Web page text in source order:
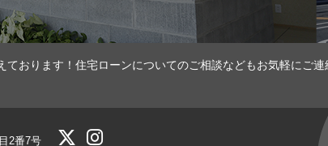
おります！住宅ローンについてのご相談などもお気軽にご
2番7号